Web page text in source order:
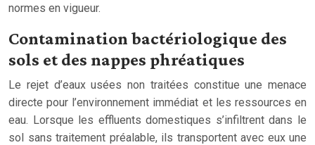
normes en vigueur.
Contamination bactériologique des
sols et des nappes phréatiques
Le rejet d’eaux usées non traitées constitue une menace
directe pour l’environnement immédiat et les ressources en
eau. Lorsque les effluents domestiques s’infiltrent dans le
sol sans traitement préalable, ils transportent avec eux une